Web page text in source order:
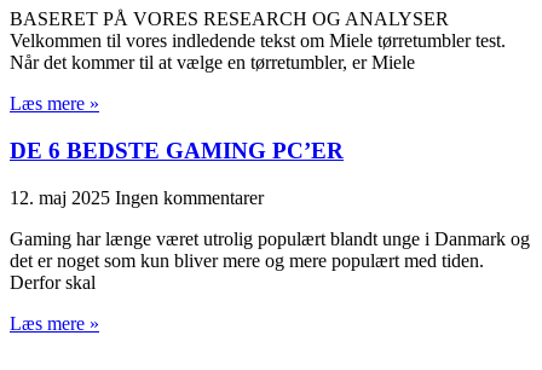
BASERET PÅ VORES RESEARCH OG ANALYSER
Velkommen til vores indledende tekst om Miele tørretumbler test.
Når det kommer til at vælge en tørretumbler, er Miele
Læs mere »
DE 6 BEDSTE GAMING PC’ER
12. maj 2025 Ingen kommentarer
Gaming har længe været utrolig populært blandt unge i Danmark og
det er noget som kun bliver mere og mere populært med tiden.
Derfor skal
Læs mere »